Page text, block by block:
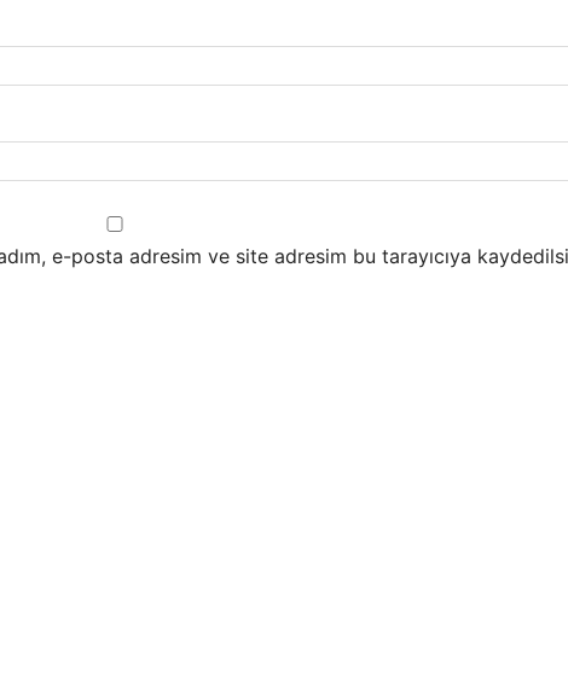
e-posta adresim ve site adresim bu tarayıcıya